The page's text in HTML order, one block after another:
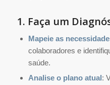
1. Faça um
Mapeie as
colaboradores e
saúde.
Analise o plano atual: